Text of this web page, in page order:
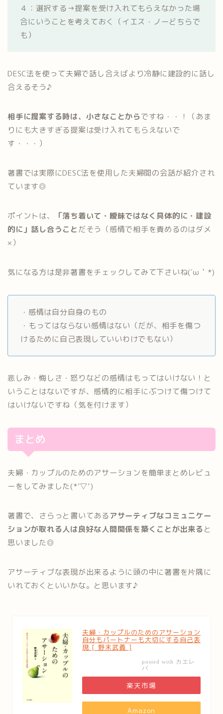
４：選択する→提案を受け入れてもらえなかった場
合にいうことを考えておく（イエス・ノーどちらで
も）
DESC法を使って夫婦で話し合えばより冷静に建設的に話し
合えるそう♪
相手に提案する時は、小さなことからですね・・！（あま
りにも大きすぎる提案は受け入れてもらえないで
す・・・）
著書では実際にDESC法を使用した夫婦間の会話が紹介され
ています◎
ポイントは、
「落ち着いて・曖昧ではなく具体的に・建設
的に」話し合うこと だそう（感情で相手を責めるのはダメ
×）
気になる方は是非著書をチェックしてみて下さいね(´ω｀*)
・感情は自分自身のもの
・もってはならない感情はない（だが、相手を傷つ
けるために自己表現していいわけでもない）
悲しみ・悔しさ・怒りなどの感情はもってはいけない！と
いうことはないですが、感情的に相手にぶつけて傷つけて
はいけないですね（気を付けます）
まとめ
夫婦・カップルのためのアサーションを簡単まとめレビュ
ーをしてみました(*’▽’)
著書で、さらっと書いてあるアサーティブなコミュニケー
ションが取れる人は良好な人間関係を築くことが出来ると
思いました◎
アサーティブな表現が出来るように頭の中に著書を片隅に
いれておくといいかな。と思います♪
夫婦・カップルのためのアサーション
自分もパートナーも大切にする自己表
現 [ 野末武義 ]
posted with カエレ
バ
楽天市場
Amazon